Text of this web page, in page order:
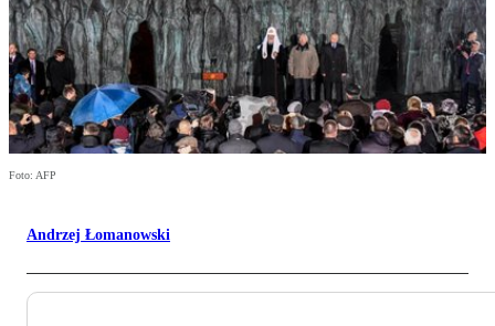
Foto: AFP
Andrzej Łomanowski